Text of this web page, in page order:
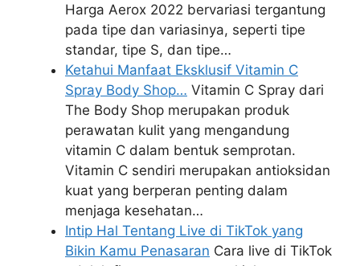
Harga Aerox 2022 bervariasi tergantung
pada tipe dan variasinya, seperti tipe
standar, tipe S, dan tipe…
Ketahui Manfaat Eksklusif Vitamin C
Spray Body Shop… Vitamin C Spray dari
The Body Shop merupakan produk
perawatan kulit yang mengandung
vitamin C dalam bentuk semprotan.
Vitamin C sendiri merupakan antioksidan
kuat yang berperan penting dalam
menjaga kesehatan…
Intip Hal Tentang Live di TikTok yang
Bikin Kamu Penasaran Cara live di TikTok